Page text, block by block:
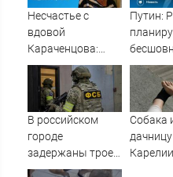
Несчастье с
вдовой
Караченцова:
появились
печальные
подробности о
Людмиле
Путин:
океана
В российском
городе
задержаны трое
подростков,
Собака